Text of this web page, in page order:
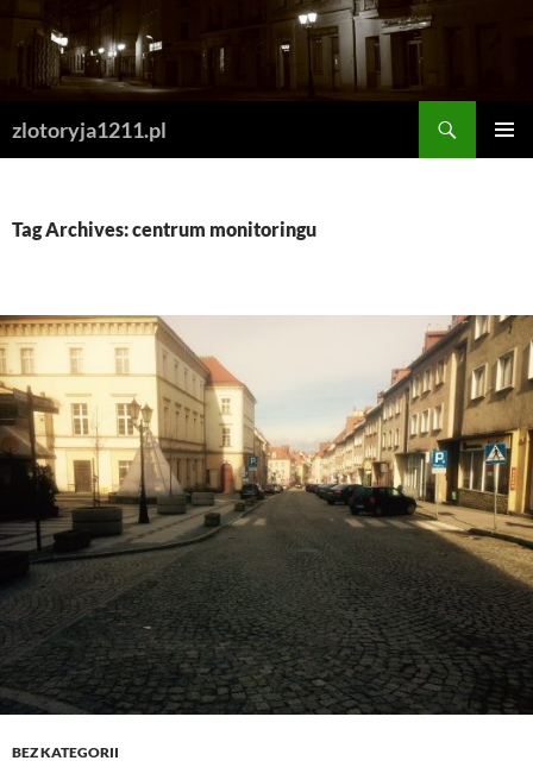
Skip
content
zlotoryja1211.pl
Tag Archives: centrum monitoringu
BEZ KATEGORII